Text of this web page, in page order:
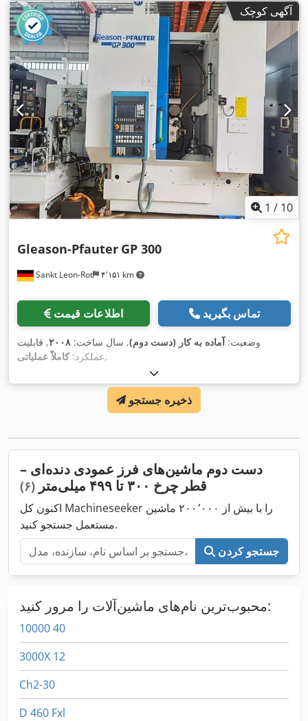
آگهی کوچک
1 / 10
Sankt Leon-Rot ۴٬۱۵۱ km
Gleason-Pfauter GP 300
اطلاعات قیمت تماس بگیرید
وضعیت:آماده به کار (دست دوم), سال ساخت: ۲۰۰۸, قابلیت
عملکرد:کاملاً عملیاتی ,
ذخیره جستجو
دست دوم ماشین‌های فرز عمودی دنده‌ای –
قطر چرخ ۳۰۰ تا ۴۹۹ میلی‌متر
(۶)
اکنون کل Machineseeker را با بیش از ۲۰۰٬۰۰۰ ماشین
مستعمل جستجو کنید.
جستجو کردن
محبوب‌ترین نام‌های ماشین‌آلات را مرور کنید:
10000 40
3000X 12
Ch2-30
D 460 Fxl